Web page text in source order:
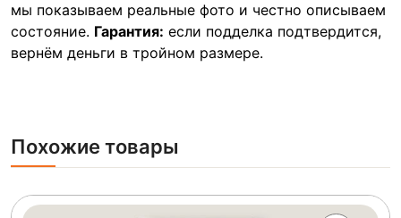
мы показываем реальные фото и честно описываем
состояние. Гарантия: если подделка подтвердится,
вернём деньги в тройном размере.
Похожие товары